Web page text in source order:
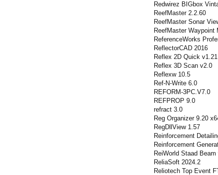
Redwirez BIGbox
ReefMaster 2.2.60
ReefMaster Sonar
ReefMaster Waypoint
ReferenceWorks
ReflectorCAD 2016
Reflex 2D Quick v1.21
Reflex 3D Scan v2.0
Reflexw 10.5
Ref-N-Write 6.0
REFORM-3PC.V7.0
REFPROP 9.0
refract 3.0
Reg Organizer 9.20
RegDllView 1.57
Reinforcement
Reinforcement
ReiWorld Staad Beam
ReliaSoft 2024.2
Reliotech Top Event